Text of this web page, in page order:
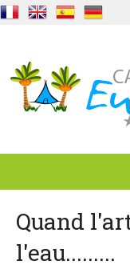
Situación
Ambiente
Quand
l'eau.........